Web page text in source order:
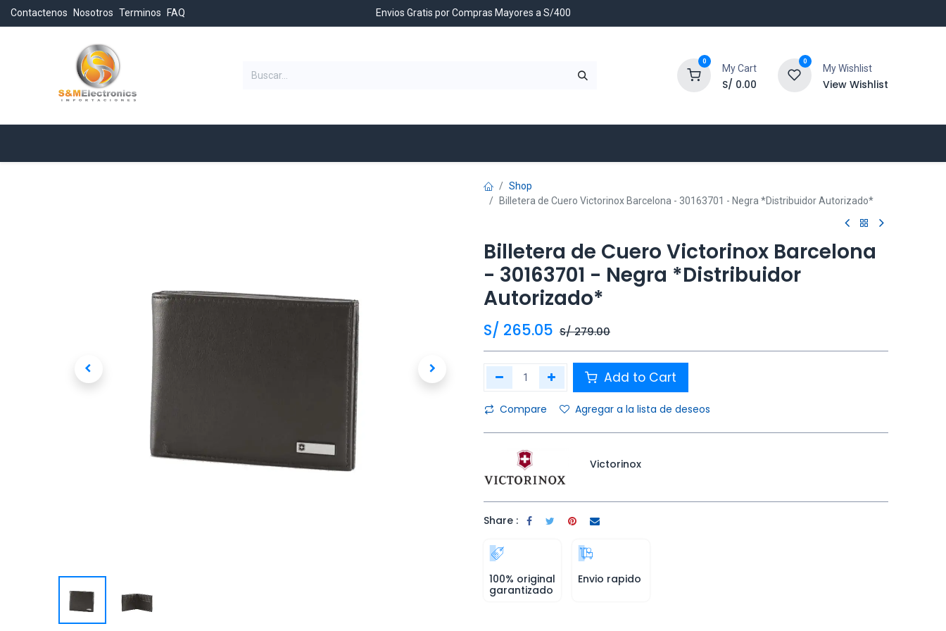
Contactenos Nosotros Terminos FAQ Envios Gratis por Compras Mayores a S/400
0
My Cart
S/ 0.00
0
My Wishlist
View Wishlist
Shop
Billetera de Cuero Victorinox Barcelona - 30163701 - Negra *Distribuidor Autorizado*
Billetera de Cuero Victorinox Barcelona
- 30163701 - Negra *Distribuidor
Autorizado*
S/ 265.05 S/279.00
Add to Cart
Compare Agregar a la lista de deseos
Victorinox
Share :
100% original
garantizado
Envio rapido